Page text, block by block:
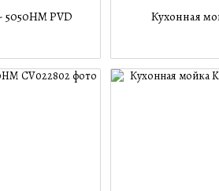
5050HM PVD
Кухонная